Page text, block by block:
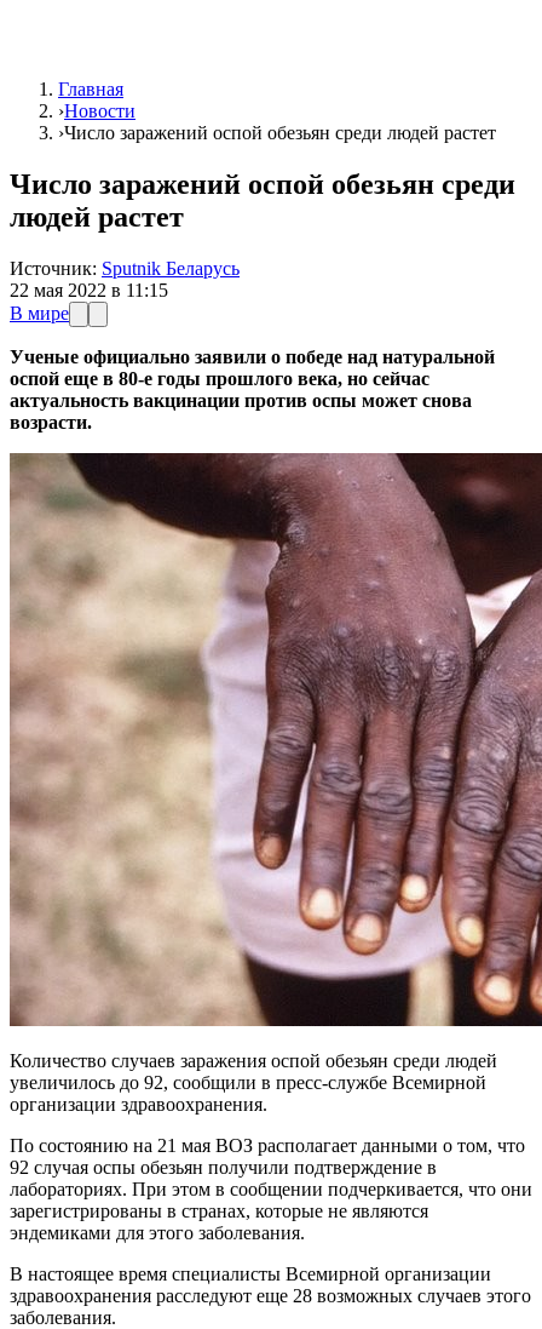
Главная
›Новости
›Число заражений оспой обезьян среди людей растет
Число заражений оспой обезьян среди
людей растет
Источник: Sputnik Беларусь
22 мая 2022 в 11:15
В мире
Ученые официально заявили о победе над натуральной
оспой еще в 80-е годы прошлого века, но сейчас
актуальность вакцинации против оспы может снова
возрасти.
Количество случаев заражения оспой обезьян среди людей
увеличилось до 92, сообщили в пресс-службе Всемирной
организации здравоохранения.
По состоянию на 21 мая ВОЗ располагает данными о том, что
92 случая оспы обезьян получили подтверждение в
лабораториях. При этом в сообщении подчеркивается, что они
зарегистрированы в странах, которые не являются
эндемиками для этого заболевания.
В настоящее время специалисты Всемирной организации
здравоохранения расследуют еще 28 возможных случаев этого
заболевания.